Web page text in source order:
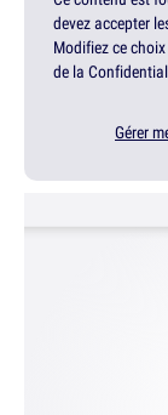
devez accepter
Modifiez ce
de la
Gérer